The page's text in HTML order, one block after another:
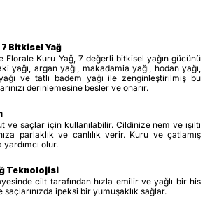
7 Bitkisel Yağ
Florale Kuru Yağ, 7 değerli bitkisel yağın gücünü
yağı, argan yağı, makadamia yağı, hodan yağı,
ve tatlı badem yağı ile zenginleştirilmiş bu
derinlemesine besler ve onarır.
ve saçlar için kullanılabilir. Cildinize nem ve ışıltı
parlaklık ve canlılık verir. Kuru ve çatlamış
yardımcı olur.
Teknolojisi
cilt tarafından hızla emilir ve yağlı bir his
saçlarınızda ipeksi bir yumuşaklık sağlar.